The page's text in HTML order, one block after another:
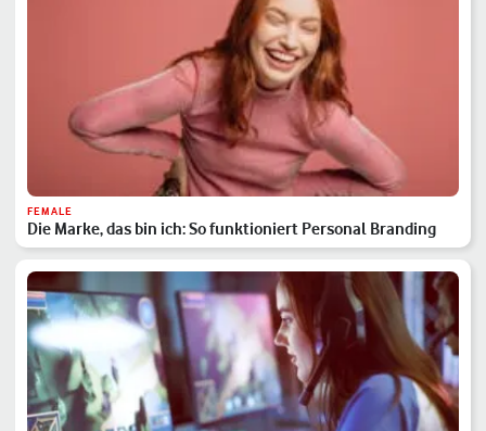
FEMALE
Die Marke, das bin ich: So funktioniert Personal Branding